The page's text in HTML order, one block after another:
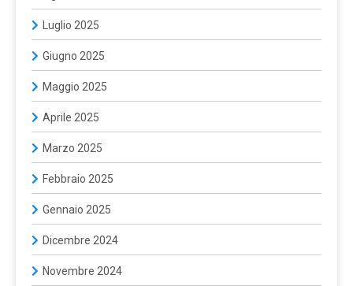
Luglio 2025
Giugno 2025
Maggio 2025
Aprile 2025
Marzo 2025
Febbraio 2025
Gennaio 2025
Dicembre 2024
Novembre 2024